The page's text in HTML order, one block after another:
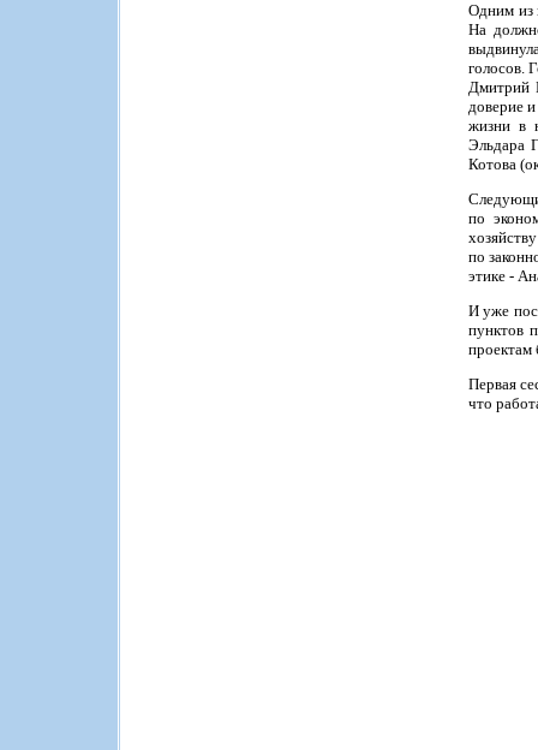
Одним из
На
голосов.
Дмитрий
доверие
жизни в
Эльдара
Котова
по
по
этике -
И уже
пунктов
проектам
Первая
что